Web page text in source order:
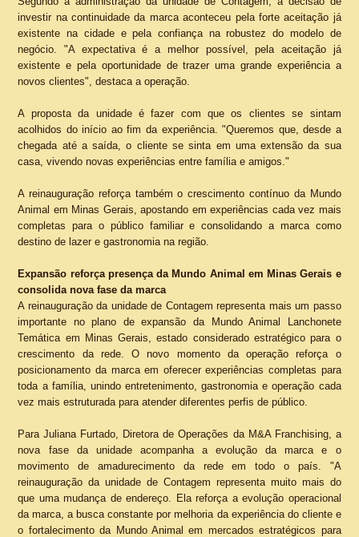
investir na continuidade da marca aconteceu pela forte aceitação já
existente na cidade e pela confiança na robustez do modelo de
negócio. "A expectativa é a melhor possível, pela aceitação já
existente e pela oportunidade de trazer uma grande experiência a
novos clientes", destaca a operação.
A proposta da unidade é fazer com que os clientes se sintam
acolhidos do início ao fim da experiência. "Queremos que, desde a
chegada até a saída, o cliente se sinta em uma extensão da sua
casa, vivendo novas experiências entre família e amigos."
A reinauguração reforça também o crescimento contínuo da Mundo
Animal em Minas Gerais, apostando em experiências cada vez mais
completas para o público familiar e consolidando a marca como
destino de lazer e gastronomia na região.
Expansão reforça presença da Mundo Animal em Minas Gerais e
consolida nova fase da marca
A reinauguração da unidade de Contagem representa mais um passo
importante no plano de expansão da Mundo Animal Lanchonete
Temática em Minas Gerais, estado considerado estratégico para o
crescimento da rede. O novo momento da operação reforça o
posicionamento da marca em oferecer experiências completas para
toda a família, unindo entretenimento, gastronomia e operação cada
vez mais estruturada para atender diferentes perfis de público.
Para Juliana Furtado, Diretora de Operações da M&A Franchising, a
nova fase da unidade acompanha a evolução da marca e o
movimento de amadurecimento da rede em todo o país. "A
reinauguração da unidade de Contagem representa muito mais do
que uma mudança de endereço. Ela reforça a evolução operacional
da marca, a busca constante por melhoria da experiência do cliente e
o fortalecimento da Mundo Animal em mercados estratégicos para